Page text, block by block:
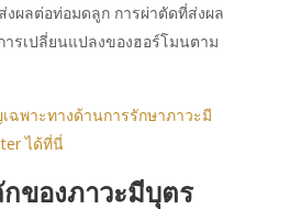
งผลต่อท่อมดลูก การผ่าตัดที่ส่งผล
รเปลี่ยนแปลงของฮอร์โมนตาม
ฉพาะทางด้านการรักษาภาวะมี
ได้ที่นี่
ของภาวะมีบุตร